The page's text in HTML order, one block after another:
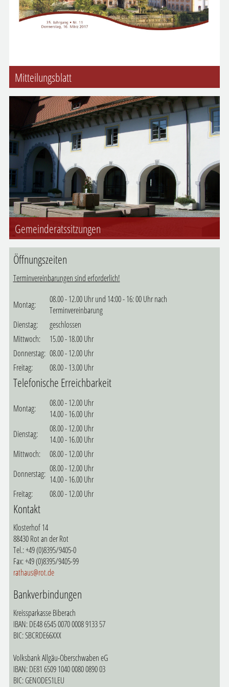
Mitteilungsblatt
Gemeinderatssitzungen
Öffnungszeiten
Terminvereinbarungen sind erforderlich!
Montag:
08.00 - 12.00 Uhr und 14:00 - 16: 00 Uhr nach
Terminvereinbarung
Dienstag:
geschlossen
Mittwoch:
15.00 - 18.00 Uhr
Donnerstag: 08.00 - 12.00 Uhr
Freitag:
08.00 - 13.00 Uhr
Telefonische Erreichbarkeit
Montag:
08.00 - 12.00 Uhr
14.00 - 16.00 Uhr
Dienstag:
08.00 - 12.00 Uhr
14.00 - 16.00 Uhr
Mittwoch:
08.00 - 12.00 Uhr
Donnerstag: 08.00 - 12.00 Uhr
14.00 - 16.00 Uhr
Freitag:
08.00 - 12.00 Uhr
Kontakt
Klosterhof 14
88430 Rot an der Rot
Tel.: +49 (0)8395/9405-0
Fax: +49 (0)8395/9405-99
rathaus@rot.de
Bankverbindungen
Kreissparkasse Biberach
IBAN: DE48 6545 0070 0008 9133 57
BIC: SBCRDE66XXX
Volksbank Allgäu-Oberschwaben eG
IBAN: DE81 6509 1040 0080 0890 03
BIC: GENODES1LEU